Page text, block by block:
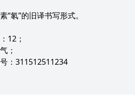
“氡”的旧译书写形式。
12；
；
：311512511234